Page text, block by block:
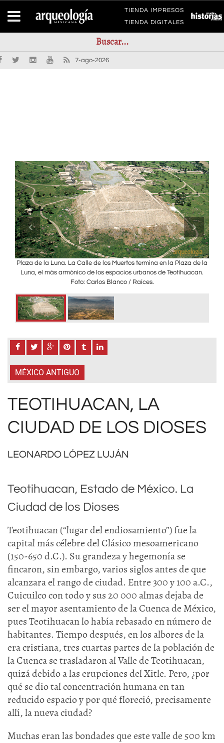
TIENDA IMPRESOS
TIENDA DIGITALES
7-ago-2026
Plaza de la Luna. La Calle de los Muertos termina en la Plaza de la
Luna, el más armónico de los espacios urbanos de Teotihuacan.
Foto: Carlos Blanco / Raíces.
MÉXICO ANTIGUO
TEOTIHUACAN, LA
CIUDAD DE LOS DIOSES
LEONARDO LÓPEZ LUJÁN
Teotihuacan, Estado de México. La
Ciudad de los Dioses
Teotihuacan (“lugar del endiosamiento”) fue la
capital más célebre del Clásico mesoamericano
(150-650 d.C.). Su grandeza y hegemonía se
fincaron, sin embargo, varios siglos antes de que
alcanzara el rango de ciudad. Entre 300 y 100 a.C.,
Cuicuilco con todo y sus 20 000 almas dejaba de
ser el mayor asentamiento de la Cuenca de México,
pues Teotihuacan lo había rebasado en número de
habitantes. Tiempo después, en los albores de la
era cristiana, tres cuartas partes de la población de
la Cuenca se trasladaron al Valle de Teotihuacan,
quizá debido a las erupciones del Xitle. Pero, ¿por
qué se dio tal concentración humana en tan
reducido espacio y por qué floreció, precisamente
allí, la nueva ciudad?
Muchas eran las bondades que este valle de 500 km